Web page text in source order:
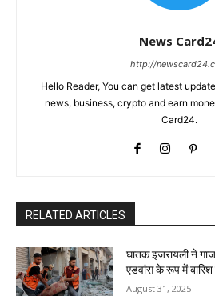
News
http://
Hello Reader, You can get latest
news, business, crypto and earn
Card24.
RELATED ARTICLES
घातक इजरायली ने
एडवांस के रूप में बारिश
August 31, 2025